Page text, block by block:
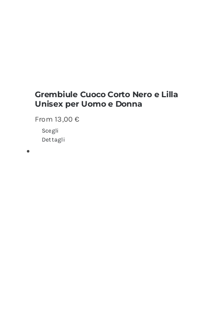
Grembiule Cuoco Corto Nero e Lilla
Unisex per Uomo e Donna
From13,00€
Scegli
Dettagli